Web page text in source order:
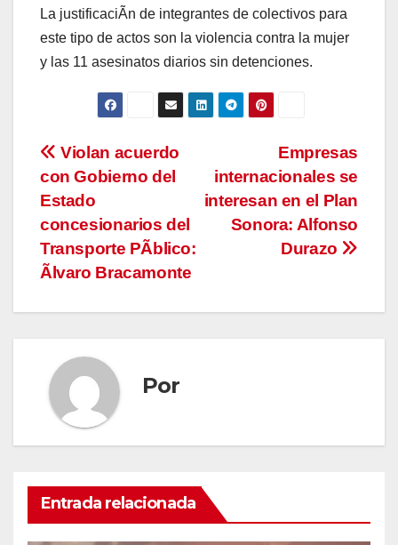
La justificaciÃn de integrantes de colectivos para
este tipo de actos son la violencia contra la mujer
y las 11 asesinatos diarios sin detenciones.
Navegación
de
entradas
Empresas
internacionales se
interesan en el Plan
Sonora: Alfonso
Durazo
Violan acuerdo
con Gobierno del
Estado
concesionarios del
Transporte PÃblico:
Ãlvaro Bracamonte
Por
Entrada relacionada